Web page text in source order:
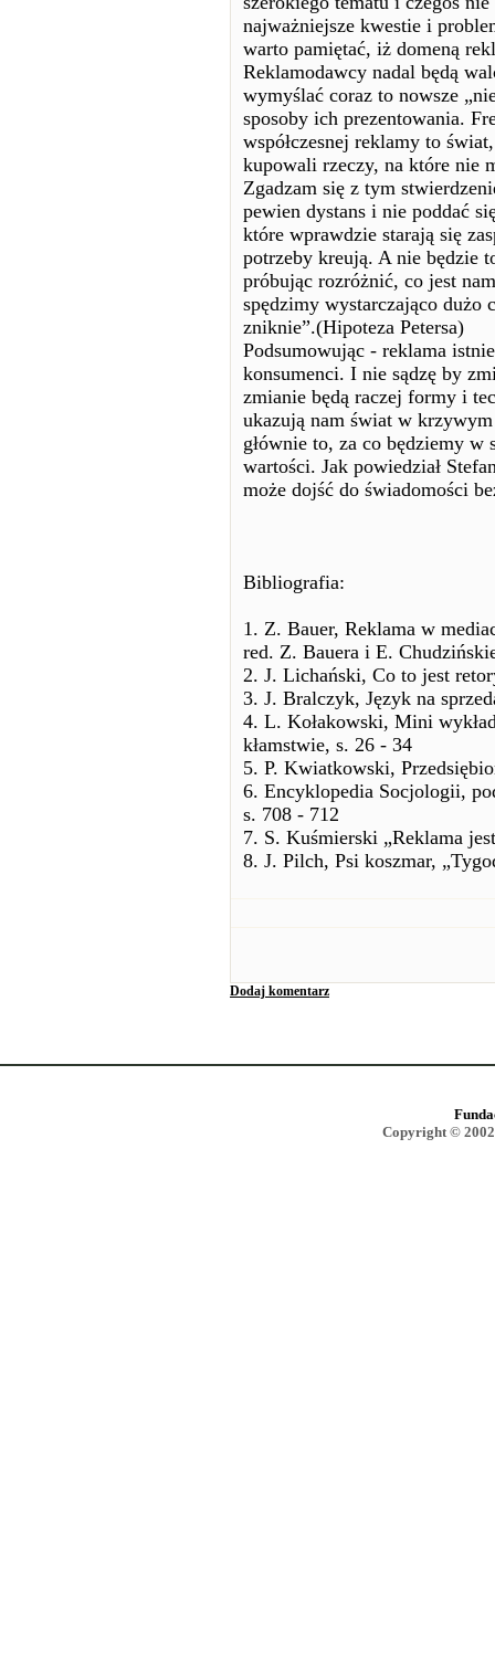
najważniejsze kwestie i
warto pamiętać, iż domeną
Reklamodawcy nadal będą
wymyślać coraz to nowsze
sposoby ich prezentowania.
współczesnej reklamy to
kupowali rzeczy, na które nie
Zgadzam się z tym
pewien dystans i nie poddać
które wprawdzie starają się
potrzeby kreują. A nie będzie
próbując rozróżnić, co jest
spędzimy wystarczająco dużo
zniknie”.(Hipoteza Petersa)
Podsumowując - reklama
konsumenci. I nie sądzę by
zmianie będą raczej formy i
ukazują nam świat w
głównie to, za co będziemy w
wartości. Jak powiedział
może dojść do świadomości
Bibliografia:
1. Z. Bauer, Reklama w
red. Z. Bauera i E.
2. J. Lichański, Co to jest
3. J. Bralczyk, Język na
4. L. Kołakowski, Mini
kłamstwie, s. 26 - 34
5. P. Kwiatkowski,
6. Encyklopedia Socjologii,
s. 708 - 712
7. S. Kuśmierski „Reklama
8. J. Pilch, Psi koszmar,
Dodaj komentarz
Copyright ©